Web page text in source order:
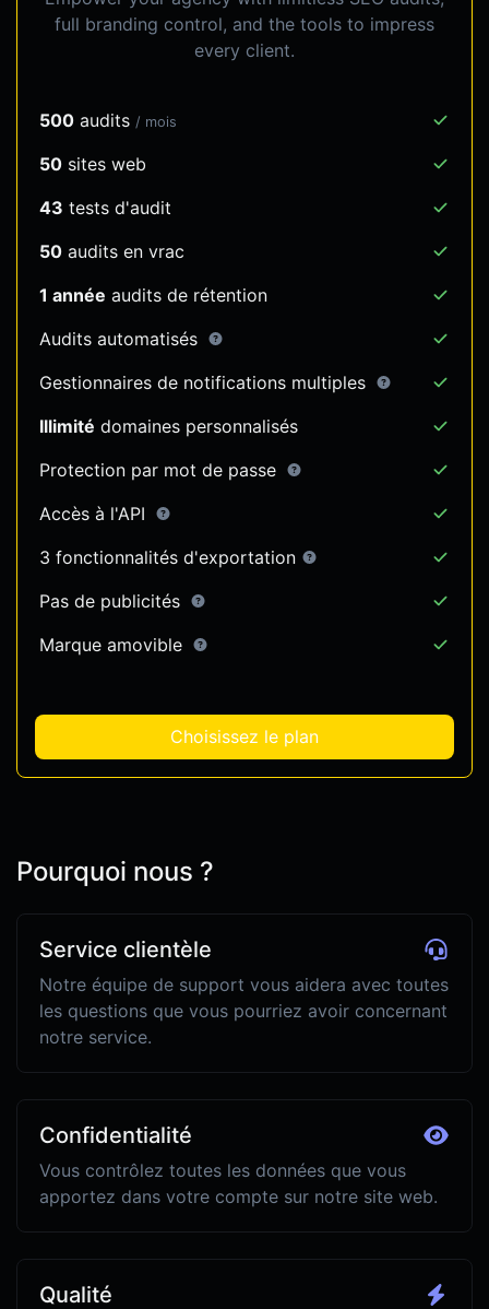
full branding control, and the tools to impress
every client.
500 audits / mois
50 sites web
43 tests d'audit
50 audits en vrac
1 année audits de rétention
Audits automatisés
Gestionnaires de notifications multiples
Illimité domaines personnalisés
Protection par mot de passe
Accès à l'API
3 fonctionnalités d'exportation
Pas de publicités
Marque amovible
Choisissez le plan
Pourquoi nous ?
Service clientèle
Notre équipe de support vous aidera avec toutes
les questions que vous pourriez avoir concernant
notre service.
Confidentialité
Vous contrôlez toutes les données que vous
apportez dans votre compte sur notre site web.
Qualité